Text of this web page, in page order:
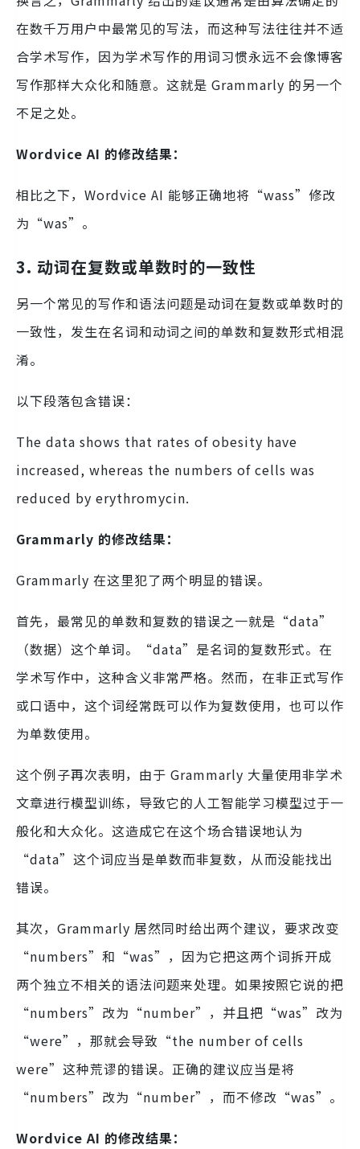
在数千万用户中最常见的写法，而这种写法往往并不适
合学术写作，因为学术写作的用词习惯永远不会像博客
写作那样大众化和随意。这就是 Grammarly 的另一个
不足之处。
Wordvice AI 的修改结果：
相比之下，Wordvice AI 能够正确地将“wass”修改
为“was”。
3. 动词在复数或单数时的一致性
另一个常见的写作和语法问题是动词在复数或单数时的
一致性，发生在名词和动词之间的单数和复数形式相混
淆。
以下段落包含错误：
The data shows that rates of obesity have
increased, whereas the numbers of cells was
reduced by erythromycin.
Grammarly 的修改结果：
Grammarly 在这里犯了两个明显的错误。
首先，最常见的单数和复数的错误之一就是“data”
（数据）这个单词。“data”是名词的复数形式。在
学术写作中，这种含义非常严格。然而，在非正式写作
或口语中，这个词经常既可以作为复数使用，也可以作
为单数使用。
这个例子再次表明，由于 Grammarly 大量使用非学术
文章进行模型训练，导致它的人工智能学习模型过于一
般化和大众化。这造成它在这个场合错误地认为
“data”这个词应当是单数而非复数，从而没能找出
错误。
其次，Grammarly 居然同时给出两个建议，要求改变
“numbers”和“was”，因为它把这两个词拆开成
两个独立不相关的语法问题来处理。如果按照它说的把
“numbers”改为“number”，并且把“was”改为
“were”，那就会导致“the number of cells
were”这种荒谬的错误。正确的建议应当是将
“numbers”改为“number”，而不修改“was”。
Wordvice AI 的修改结果：